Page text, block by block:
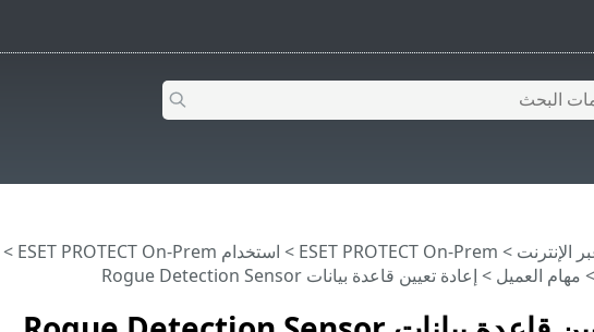
>
ESET PROTECT On-Prem
> استخدام ‎ESET PROTECT On-Prem >
مهام العميل > إعادة تعيين قاعدة بيانات Rogue Detection Sensor